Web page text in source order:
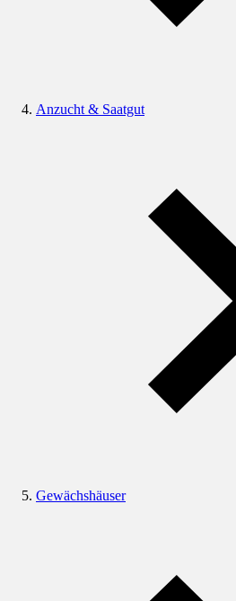
Anzucht & Saatgut
Gewächshäuser